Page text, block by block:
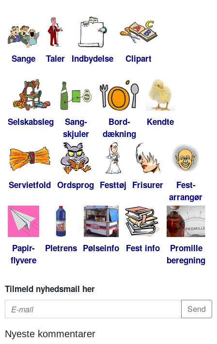
Sange Taler Indbydelse Clipart
Selskabsleg
Sang-
skjuler
Bord-
dækning
Kendte
Servietfold Ordsprog Festtøj Frisurer
Fest-
arrangør
Papir-
flyvere
Pletrens Pølseinfo Fest info
Promille
beregning
Tilmeld nyhedsmail her
Nyeste kommentarer